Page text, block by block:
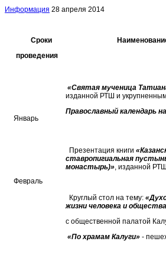
Информация 28 апреля 2014
Сроки
проведения
Январь
«Святая мученица
изданной РТШ и
Православный календарь
Февраль
Презентация книги
ставропигиальная
монастырь)», изданной
Круглый стол на тему:
жизни человека и
с общественной палатой
«По храмам Калуги» -